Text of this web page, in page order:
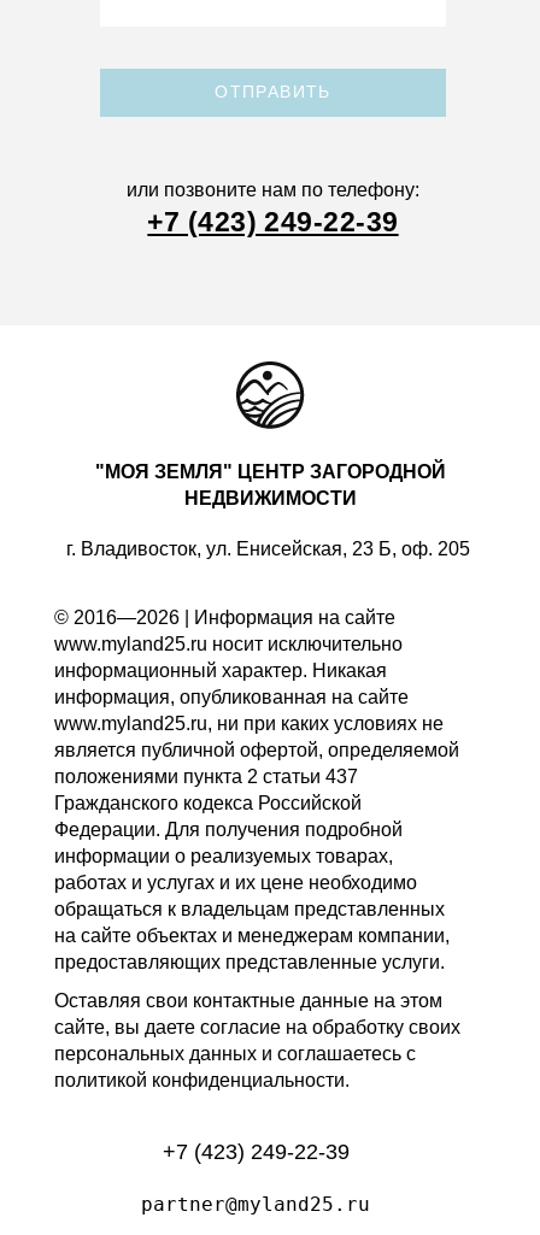
ОТПРАВИТЬ
или позвоните нам по телефону:
+7 (423) 249-22-39
"МОЯ ЗЕМЛЯ" ЦЕНТР ЗАГОРОДНОЙ
НЕДВИЖИМОСТИ
г. Владивосток, ул. Енисейская, 23 Б, оф. 205
© 2016—2026 | Информация на сайте
www.myland25.ru носит исключительно
информационный характер. Никакая
информация, опубликованная на сайте
www.myland25.ru, ни при каких условиях не
является публичной офертой, определяемой
положениями пункта 2 статьи 437
Гражданского кодекса Российской
Федерации. Для получения подробной
информации о реализуемых товарах,
работах и услугах и их цене необходимо
обращаться к владельцам представленных
на сайте объектах и менеджерам компании,
предоставляющих представленные услуги.
Оставляя свои контактные данные на этом
сайте, вы даете согласие на обработку своих
персональных данных и соглашаетесь с
политикой конфиденциальности.
+7 (423) 249-22-39
partner@myland25.ru